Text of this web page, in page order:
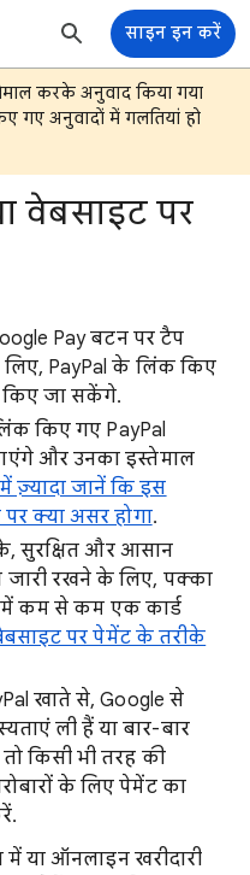
साइन इन करें
करके अनुवाद किया गया
गए अनुवादों में गलतियां हो
वेबसाइट पर
Pay बटन पर टैप
PayPal के लिंक किए
किए जा सकेंगे.
किए गए PayPal
और उनका इस्तेमाल
ज़्यादा जानें कि इस
क्या असर होगा.
सुरक्षित और आसान
रखने के लिए, पक्का
कम से कम एक कार्ड
पर पेमेंट के तरीके
खाते से, Google से
ली हैं या बार-बार
किसी भी तरह की
के लिए पेमेंट का
या ऑनलाइन खरीदारी